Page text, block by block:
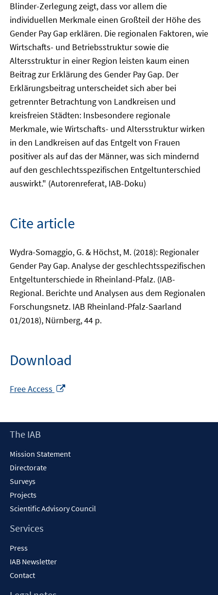
Blinder-Zerlegung zeigt, dass vor allem die
individuellen Merkmale einen Großteil der Höhe des
Gender Pay Gap erklären. Die regionalen Faktoren, wie
Wirtschafts- und Betriebsstruktur sowie die
Altersstruktur in einer Region leisten kaum einen
Beitrag zur Erklärung des Gender Pay Gap. Der
Erklärungsbeitrag unterscheidet sich aber bei
getrennter Betrachtung von Landkreisen und
kreisfreien Städten: Insbesondere regionale
Merkmale, wie Wirtschafts- und Altersstruktur wirken
in den Landkreisen auf das Entgelt von Frauen
positiver als auf das der Männer, was sich mindernd
auf den geschlechtsspezifischen Entgeltunterschied
auswirkt." (Autorenreferat, IAB-Doku)
Cite article
Wydra-Somaggio, G. & Höchst, M. (2018): Regionaler
Gender Pay Gap. Analyse der geschlechtsspezifischen
Entgeltunterschiede in Rheinland-Pfalz. (IAB-
Regional. Berichte und Analysen aus dem Regionalen
Forschungsnetz. IAB Rheinland-Pfalz-Saarland
01/2018), Nürnberg, 44 p.
Download
Free Access
new
Footer
The IAB
Mission Statement
Directorate
Surveys
Projects
Scientific Advisory Council
Services
Press
IAB Newsletter
Contact